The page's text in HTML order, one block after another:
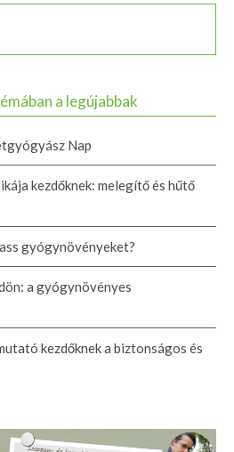
a legújabbak
Nap
kezdőknek: melegítő és hűtő
gyógynövényeket?
a gyógynövényes
kezdőknek a biztonságos és